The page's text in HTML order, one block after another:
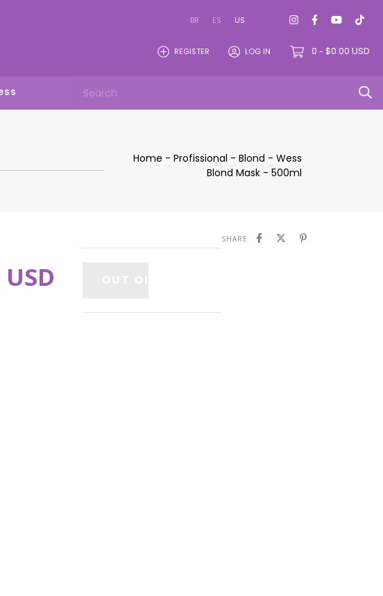
BR ES US
REGISTER LOG IN 0 - $0.00 USD
Home - Profissional - Blond - Wess
Blond Mask - 500ml
SHARE